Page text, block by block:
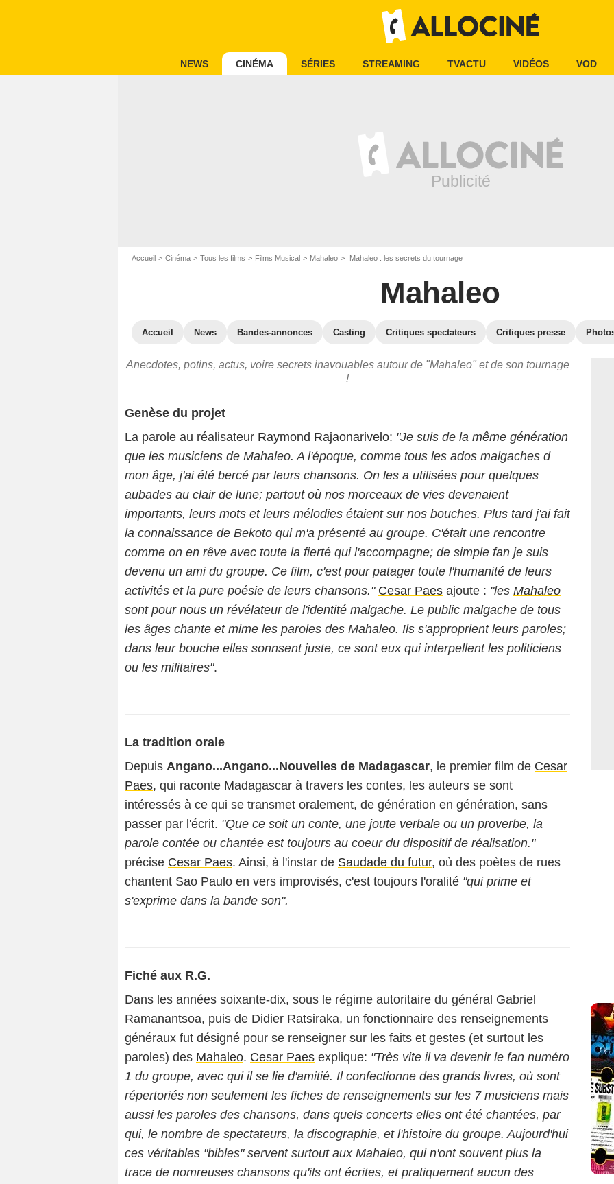
NEWS CINÉMA SÉRIES STREAMING TVACTU VIDÉOS VOD
Accueil Cinéma Tous les films Films Musical Mahaleo Mahaleo : les secrets du tournage
Mahaleo
Accueil News Bandes-annonces Casting Critiques spectateurs Critiques presse
Anecdotes, potins, actus, voire secrets inavouables autour de "Mahaleo" et de son tournage
!
Genèse du projet
La parole au réalisateur Raymond Rajaonarivelo: "Je suis de la même génération
que les musiciens de Mahaleo. A l'époque, comme tous les ados malgaches d
mon âge, j'ai été bercé par leurs chansons. On les a utilisées pour quelques
aubades au clair de lune; partout où nos morceaux de vies devenaient
importants, leurs mots et leurs mélodies étaient sur nos bouches. Plus tard j'ai fait
la connaissance de Bekoto qui m'a présenté au groupe. C'était une rencontre
comme on en rêve avec toute la fierté qui l'accompagne; de simple fan je suis
devenu un ami du groupe. Ce film, c'est pour patager toute l'humanité de leurs
activités et la pure poésie de leurs chansons." Cesar Paes ajoute : "les Mahaleo
sont pour nous un révélateur de l'identité malgache. Le public malgache de tous
les âges chante et mime les paroles des Mahaleo. Ils s'approprient leurs paroles;
dans leur bouche elles sonnsent juste, ce sont eux qui interpellent les politiciens
ou les militaires".
La tradition orale
Depuis Angano...Angano...Nouvelles de Madagascar, le premier film de Cesar
Paes, qui raconte Madagascar à travers les contes, les auteurs se sont
intéressés à ce qui se transmet oralement, de génération en génération, sans
passer par l'écrit. "Que ce soit un conte, une joute verbale ou un proverbe, la
parole contée ou chantée est toujours au coeur du dispositif de réalisation."
précise Cesar Paes. Ainsi, à l'instar de Saudade du futur, où des poètes de rues
chantent Sao Paulo en vers improvisés, c'est toujours l'oralité "qui prime et
s'exprime dans la bande son".
Fiché aux R.G.
Dans les années soixante-dix, sous le régime autoritaire du général Gabriel
Ramanantsoa, puis de Didier Ratsiraka, un fonctionnaire des renseignements
généraux fut désigné pour se renseigner sur les faits et gestes (et surtout les
paroles) des Mahaleo. Cesar Paes explique: "Très vite il va devenir le fan numéro
1 du groupe, avec qui il se lie d'amitié. Il confectionne des grands livres, où sont
répertoriés non seulement les fiches de renseignements sur les 7 musiciens mais
aussi les paroles des chansons, dans quels concerts elles ont été chantées, par
qui, le nombre de spectateurs, la discographie, et l'histoire du groupe. Aujourd'hui
ces véritables "bibles" servent surtout aux Mahaleo, qui n'ont souvent plus la
trace de nomreuses chansons qu'ils ont écrites, et pratiquement aucun des